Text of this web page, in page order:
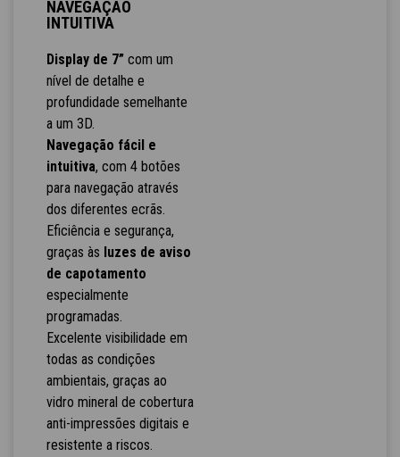
NAVEGAÇÃO
INTUITIVA
Display de 7”com um
nível de detalhe e
profundidade semelhante
a um 3D.
Navegação fácil e
intuitiva, com 4 botões
para navegação através
dos diferentes ecrãs.
Eficiência e segurança,
graças às luzes de aviso
de capotamento
especialmente
programadas.
Excelente visibilidade em
todas as condições
ambientais, graças ao
vidro mineral de cobertura
anti-impressões digitais e
resistente a riscos.